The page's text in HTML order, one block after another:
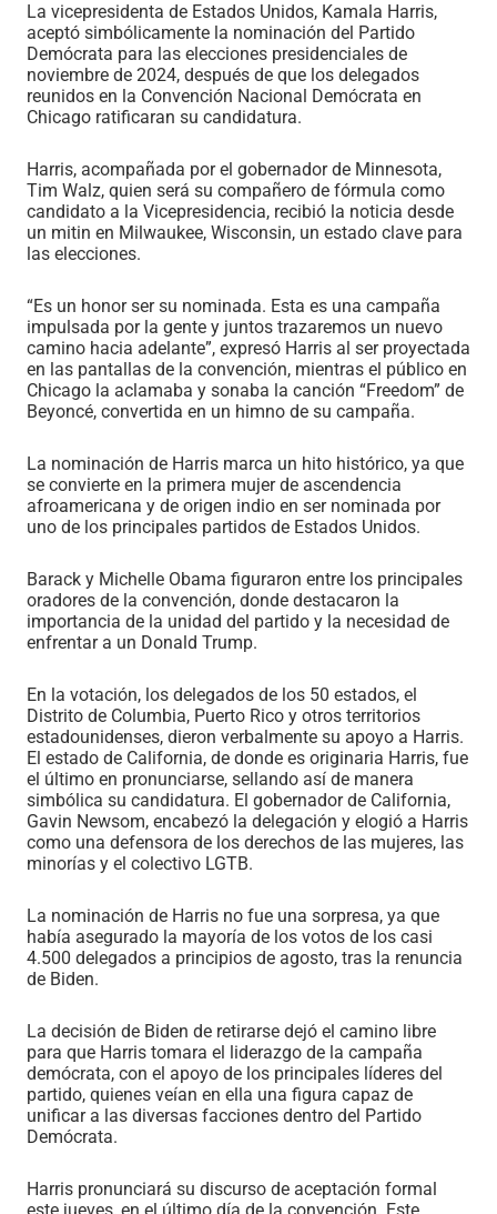
La vicepresidenta de Estados Unidos, Kamala Harris,
aceptó simbólicamente la nominación del Partido
Demócrata para las elecciones presidenciales de
noviembre de 2024, después de que los delegados
reunidos en la Convención Nacional Demócrata en
Chicago ratificaran su candidatura.
Harris, acompañada por el gobernador de Minnesota,
Tim Walz, quien será su compañero de fórmula como
candidato a la Vicepresidencia, recibió la noticia desde
un mitin en Milwaukee, Wisconsin, un estado clave para
las elecciones.
“Es un honor ser su nominada. Esta es una campaña
impulsada por la gente y juntos trazaremos un nuevo
camino hacia adelante”, expresó Harris al ser proyectada
en las pantallas de la convención, mientras el público en
Chicago la aclamaba y sonaba la canción “Freedom” de
Beyoncé, convertida en un himno de su campaña.
La nominación de Harris marca un hito histórico, ya que
se convierte en la primera mujer de ascendencia
afroamericana y de origen indio en ser nominada por
uno de los principales partidos de Estados Unidos.
Barack y Michelle Obama figuraron entre los principales
oradores de la convención, donde destacaron la
importancia de la unidad del partido y la necesidad de
enfrentar a un Donald Trump.
En la votación, los delegados de los 50 estados, el
Distrito de Columbia, Puerto Rico y otros territorios
estadounidenses, dieron verbalmente su apoyo a Harris.
El estado de California, de donde es originaria Harris, fue
el último en pronunciarse, sellando así de manera
simbólica su candidatura. El gobernador de California,
Gavin Newsom, encabezó la delegación y elogió a Harris
como una defensora de los derechos de las mujeres, las
minorías y el colectivo LGTB.
La nominación de Harris no fue una sorpresa, ya que
había asegurado la mayoría de los votos de los casi
4.500 delegados a principios de agosto, tras la renuncia
de Biden.
La decisión de Biden de retirarse dejó el camino libre
para que Harris tomara el liderazgo de la campaña
demócrata, con el apoyo de los principales líderes del
partido, quienes veían en ella una figura capaz de
unificar a las diversas facciones dentro del Partido
Demócrata.
Harris pronunciará su discurso de aceptación formal